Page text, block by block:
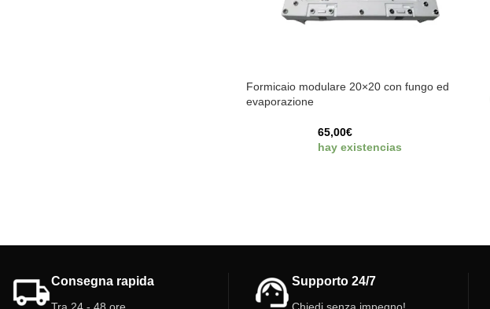
Formicaio modulare 20×20 con fungo ed
evaporazione
65,00€
hay existencias
Consegna rapida
Tra 24 - 48 ore.
Supporto 24/7
Chiedi senza impegno!